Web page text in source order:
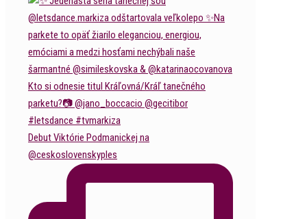
Debut Viktórie Podmanickej na
@ceskoslovenskyples